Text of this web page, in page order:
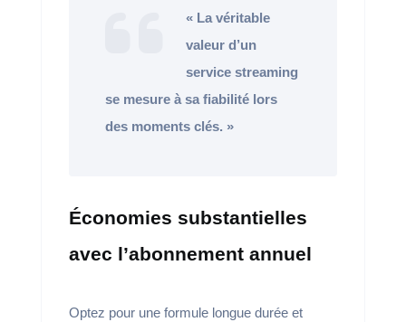
« La véritable
valeur d’un
service streaming
se mesure à sa fiabilité lors
des moments clés. »
Économies substantielles
avec l’abonnement annuel
Optez pour une formule longue durée et